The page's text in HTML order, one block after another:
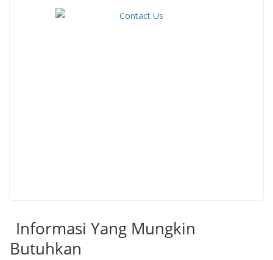
Informasi Yang Mungkin
Butuhkan